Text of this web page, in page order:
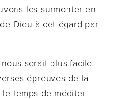
les surmonter en
Dieu à cet égard par
serait plus facile
épreuves de la
temps de méditer